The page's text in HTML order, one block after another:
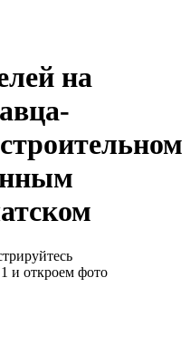
на
и откроем фото